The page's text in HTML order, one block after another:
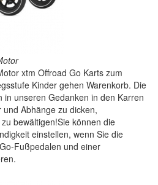
xtm Offroad Go Karts zum
Kinder gehen Warenkorb. Die
in unseren Gedanken in den Karren
Abhänge zu dicken,
bewältigen!Sie können die
einstellen, wenn Sie die
Fußpedalen und einer